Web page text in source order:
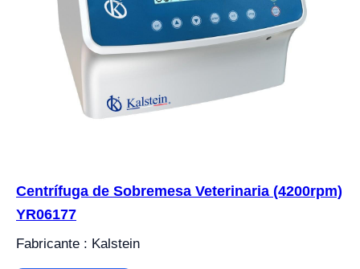
Centrífuga de Sobremesa Veterinaria (4200rpm)
YR06177
Fabricante : Kalstein